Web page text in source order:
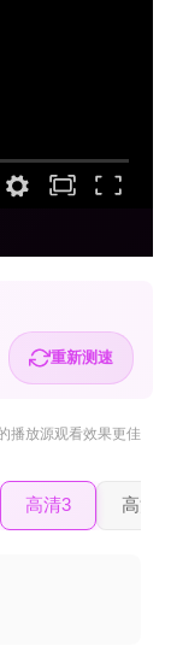
重新测速
播放源观看效果更佳
高清3 高清2